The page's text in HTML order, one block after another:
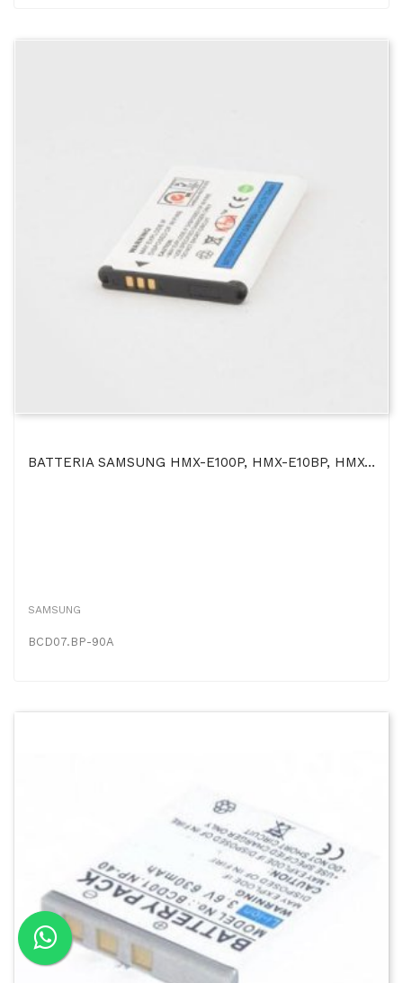
BATTERIA SAMSUNG HMX-E100P, HMX-E10BP, HMX-E10WP 720mAh Li-Ion
SAMSUNG
BCD07.BP-90A